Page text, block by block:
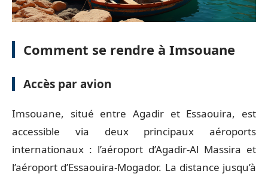
Comment se rendre à Imsouane
Accès par avion
Imsouane, situé entre Agadir et Essaouira, est
accessible via deux principaux aéroports
internationaux : l’aéroport d’Agadir-Al Massira et
l’aéroport d’Essaouira-Mogador. La distance jusqu’à